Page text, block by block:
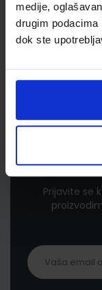
medije,
drugim
dok ste
Prijavite se